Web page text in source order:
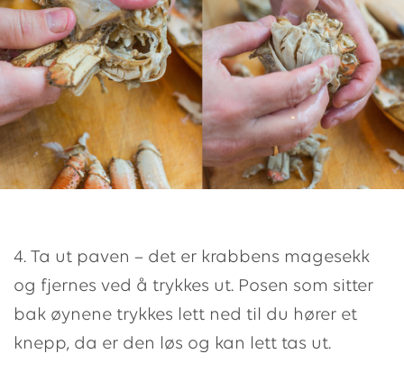
4. Ta ut paven – det er krabbens magesekk
og fjernes ved å trykkes ut. Posen som sitter
bak øynene trykkes lett ned til du hører et
knepp, da er den løs og kan lett tas ut.